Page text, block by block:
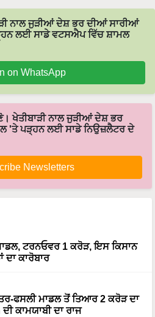
ਨਾਲ ਜੁੜੀਆਂ ਦੇਸ਼ ਭਰ ਦੀਆਂ ਸਾਰੀਆਂ
ਲਈ ਸਾਡੇ ਵਟਸਐਪ ਵਿੱਚ ਸ਼ਾਮਲ
on WhatsApp
ਖੇਤੀਬਾੜੀ ਨਾਲ ਜੁੜੀਆਂ ਦੇਸ਼ ਭਰ
'ਤੇ ਪੜ੍ਹਨ ਲਈ ਸਾਡੇ ਨਿਉਜ਼ਲੈਟਰ ਦੇ
Newsletters
ਟਰਨਓਵਰ 1 ਕਰੋੜ, ਇਸ ਕਿਸਾਨ
ਦਾ ਕਾਰੋਬਾਰ
ਫਸਲੀ ਮਾਡਲ ਤੋਂ ਤਿਆਰ 2 ਕਰੋੜ ਦਾ
ਕਾਮਯਾਬੀ ਦਾ ਰਾਜ